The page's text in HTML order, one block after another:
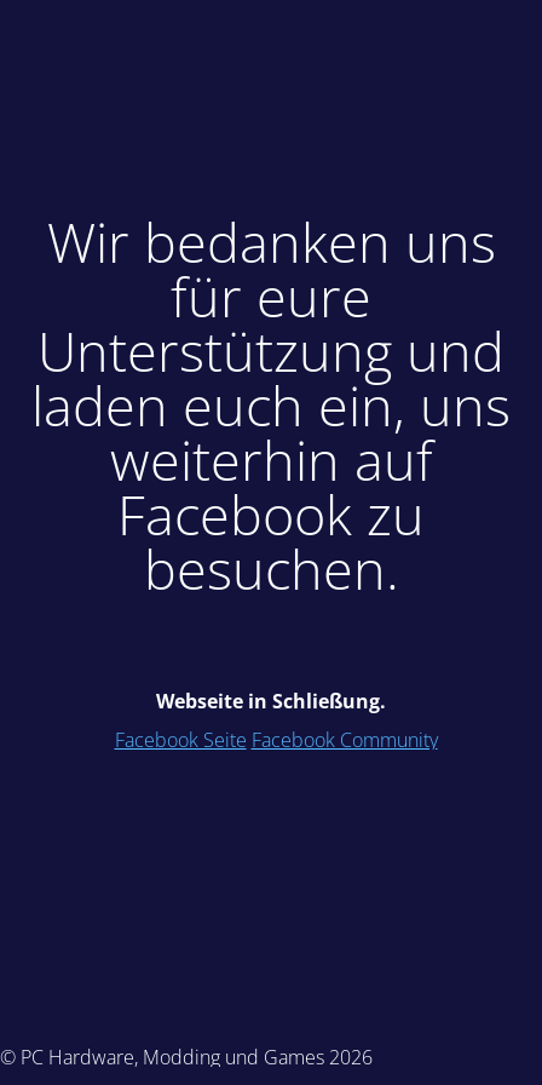
Wir bedanken uns
für eure
Unterstützung und
laden euch ein, uns
weiterhin auf
Facebook zu
besuchen.
Webseite in Schließung.
Facebook Seite Facebook Community
© PC Hardware, Modding und Games 2026